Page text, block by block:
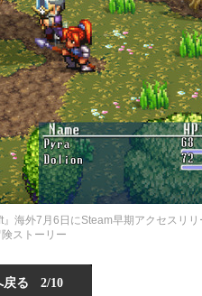
海外7月6日にSteam早期アクセスリ
ストーリー
戻る 2/10